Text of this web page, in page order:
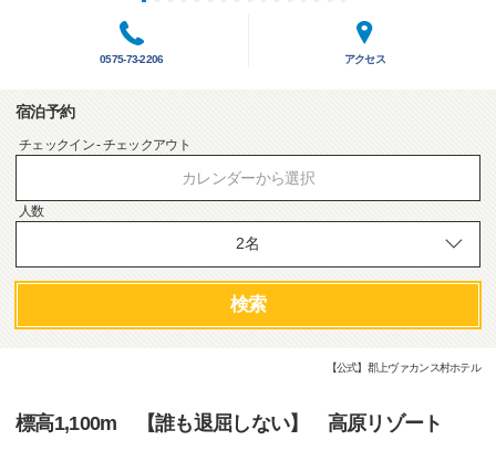
0575-73-2206 アクセス
宿泊予約
チェックイン - チェックアウト
カレンダーから選択
人数
検索
【公式】郡上ヴァカンス村ホテル
標高1,100m 【誰も退屈しない】 高原リゾート